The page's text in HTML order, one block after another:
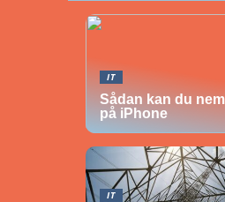
IT
Sådan kan du
på iPhone
IT